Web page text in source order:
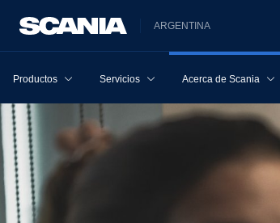
ARGENTINA
Productos Servicios Acerca de Scania